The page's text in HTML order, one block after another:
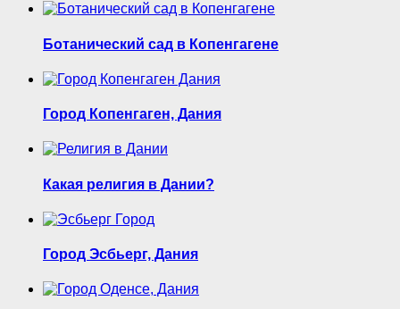
Ботанический сад в Копенгагене
Город Копенгаген, Дания
Какая религия в Дании?
Город Эсбьерг, Дания